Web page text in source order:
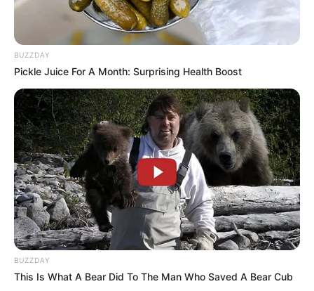
BUZZDAY
Pickle Juice For A Month: Surprising Health Boost
BUZZDAY
This Is What A Bear Did To The Man Who Saved A Bear Cub